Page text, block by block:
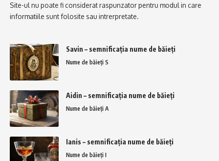
Site-ul nu poate fi considerat raspunzator pentru modul in care
informatiile sunt folosite sau intrerpretate.
Savin – semnificația nume de băieți
Nume de băieți S
Aidin – semnificația nume de băieți
Nume de băieți A
Ianis – semnificația nume de băieți
Nume de băieți I